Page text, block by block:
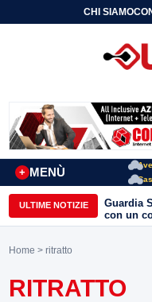
CHI SIAMO
MENÙ
+
ULTIME NOTIZIE
Guardia
con un
Home > ritratto
RITRATTO